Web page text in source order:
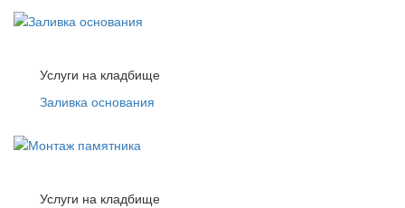
Услуги на кладбище
Заливка основания
Услуги на кладбище